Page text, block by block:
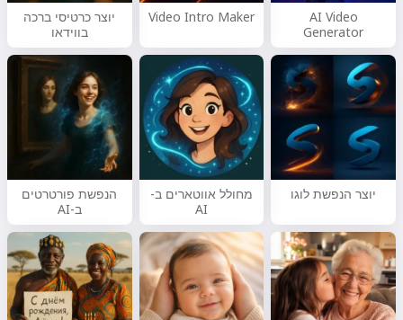
AI Video
Generator
Video Intro Maker יוצר כרטיסי ברכה
בווידאו
יוצר הנפשת לוגו מחולל אווטארים ב-
AI
הנפשת פורטרטים
ב-AI